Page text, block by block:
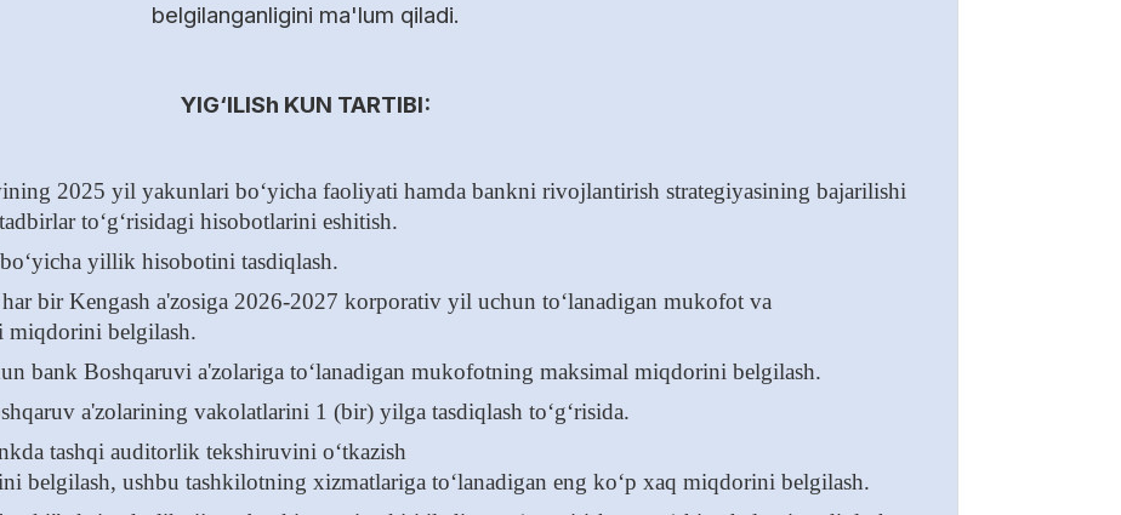
belgilanganligini ma'lum qiladi.
YIG‘ILISh KUN TARTIBI:
2025 yil yakunlari bo‘yicha faoliyati hamda bankni rivojlantirish strategiyasining bajarilishi
to‘g‘risidagi hisobotlarini eshitish.
yillik hisobotini tasdiqlash.
bir Kengash a'zosiga 2026-2027 korporativ yil uchun to‘lanadigan mukofot va
miqdorini belgilash.
bank Boshqaruvi a'zolariga to‘lanadigan mukofotning maksimal miqdorini belgilash.
a'zolarining vakolatlarini 1 (bir) yilga tasdiqlash to‘g‘risida.
tashqi auditorlik tekshiruvini o‘tkazish
belgilash, ushbu tashkilotning xizmatlariga to‘lanadigan eng ko‘p xaq miqdorini belgilash.